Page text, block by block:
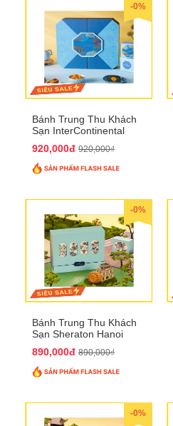
-0%
Bánh Trung Thu Khách
Sạn InterContinental
QTTT26
920,000đ 920,000₫
-0%
Bánh Trung Thu Khách
Sạn Sheraton Hanoi
890,000đ 890,000₫
-0%